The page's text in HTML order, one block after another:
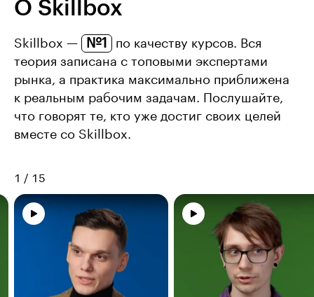
О Skillbox
Skillbox — №1
по качеству курсов. Вся
теория записана с топовыми экспертами
рынка, а практика максимально приближена
к реальным рабочим задачам. Послушайте,
что говорят те, кто уже достиг своих целей
вместе со Skillbox.
1 / 15